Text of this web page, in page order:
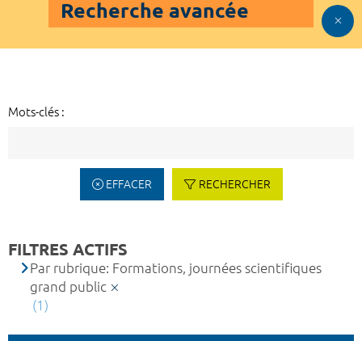
Recherche avancée
Mots-clés :
EFFACER RECHERCHER
FILTRES ACTIFS
Par rubrique: Formations, journées scientifiques
grand public
(1)